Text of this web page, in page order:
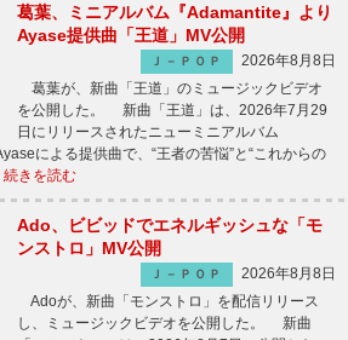
葛葉、ミニアルバム『Adamantite』より
Ayase提供曲「王道」MV公開
Ｊ－ＰＯＰ
2026年8月8日
葛葉が、新曲「王道」のミュージックビデオ
を公開した。 新曲「王道」は、2026年7月29
日にリリースされたニューミニアルバム
による提供曲で、“王者の苦悩”と“これからの
続きを読む
Ado、ビビッドでエネルギッシュな「モ
ンストロ」MV公開
Ｊ－ＰＯＰ
2026年8月8日
Adoが、新曲「モンストロ」を配信リリース
し、ミュージックビデオを公開した。 新曲